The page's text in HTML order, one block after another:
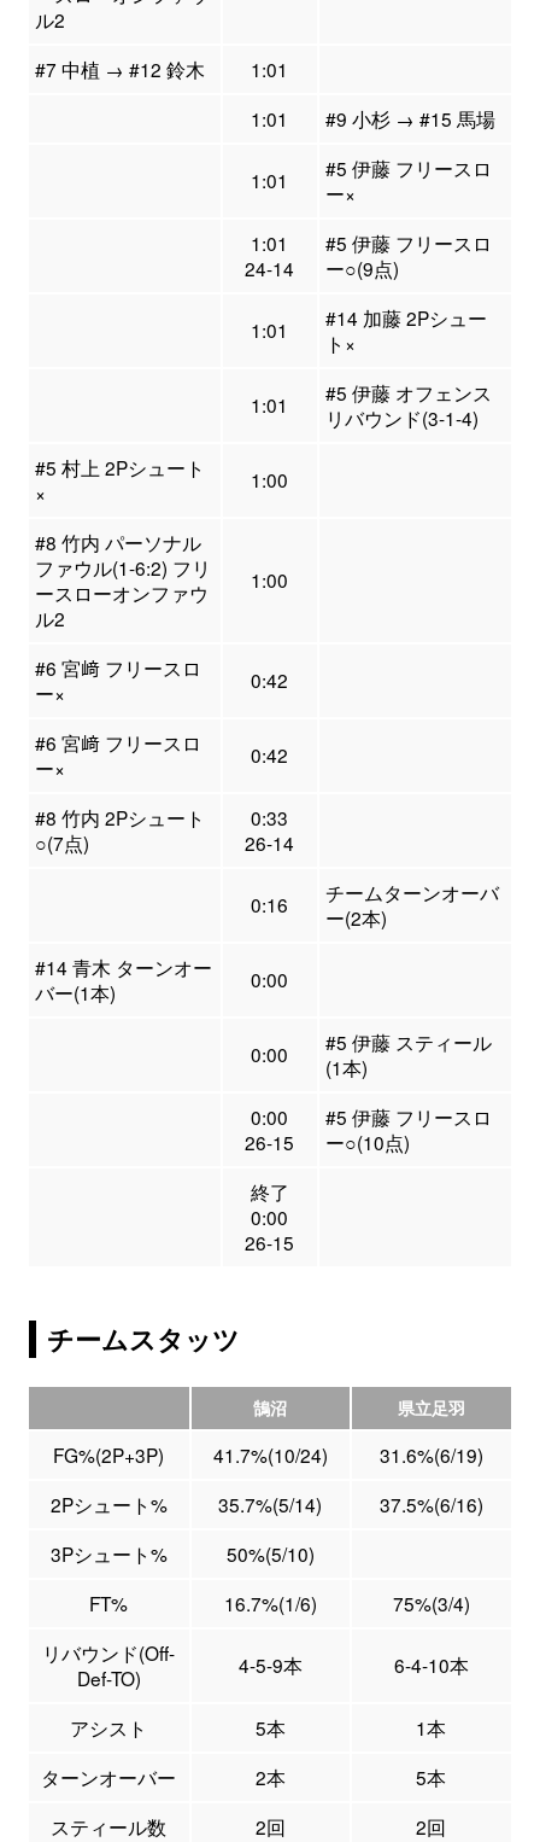
ル2
#7 中植 → #12 鈴木
1:01
1:01
#9 小杉 → #15 馬場
1:01
#5 伊藤 フリースロ
ー×
1:01
24-14
#5 伊藤 フリースロ
ー○(9点)
1:01
#14 加藤 2Pシュー
ト×
1:01
#5 伊藤 オフェンス
リバウンド(3-1-4)
#5 村上 2Pシュート
×
1:00
#8 竹内 パーソナル
ファウル(1-6:2) フリ
ースローオンファウ
ル2
1:00
#6 宮﨑 フリースロ
ー×
0:42
#6 宮﨑 フリースロ
ー×
0:42
#8 竹内 2Pシュート
○(7点)
0:33
26-14
0:16
チームターンオーバ
ー(2本)
#14 青木 ターンオー
バー(1本)
0:00
0:00
#5 伊藤 スティール
(1本)
0:00
26-15
#5 伊藤 フリースロ
ー○(10点)
終了
0:00
26-15
チームスタッツ
鵠沼 県立足羽
FG%(2P+3P) 41.7%(10/24)
31.6%(6/19)
2Pシュート%
35.7%(5/14)
37.5%(6/16)
3Pシュート%
50%(5/10)
FT%
16.7%(1/6)
75%(3/4)
リバウンド(Off-
Def-TO)
4-5-9本 6-4-10本
アシスト 5本
1本
ターンオーバー
2本
5本
スティール数
2回
2回